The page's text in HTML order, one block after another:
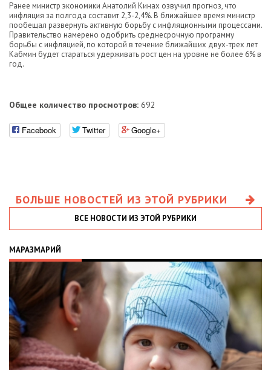
Ранее министр экономики Анатолий Кинах озвучил прогноз, что
инфляция за полгода составит 2,3-2,4%. В ближайшее время министр
пообещал развернуть активную борьбу с инфляционными процессами.
Правительство намерено одобрить среднесрочную программу
борьбы с инфляцией, по которой в течение ближайших двух-трех лет
Кабмин будет стараться удерживать рост цен на уровне не более 6% в
год.
Общее количество просмотров: 692
Facebook Twitter Google+
БОЛЬШЕ НОВОСТЕЙ ИЗ ЭТОЙ РУБРИКИ
ВСЕ НОВОСТИ ИЗ ЭТОЙ РУБРИКИ
МАРАЗМАРИЙ